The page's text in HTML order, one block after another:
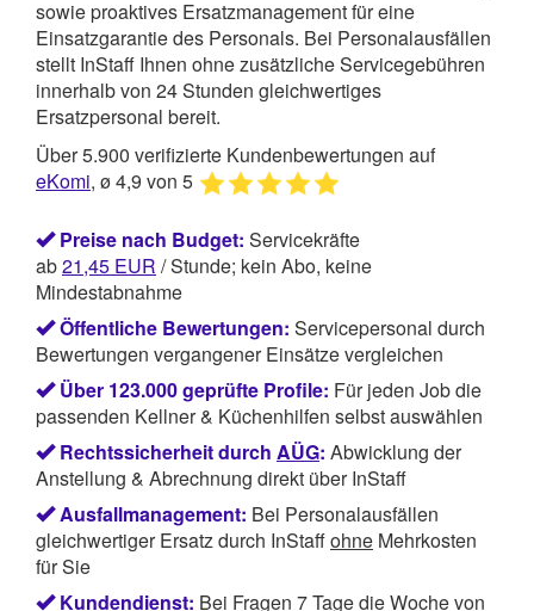
sowie proaktives Ersatzmanagement für eine
Einsatzgarantie des Personals. Bei Personalausfällen
stellt InStaff Ihnen ohne zusätzliche Servicegebühren
innerhalb von 24 Stunden gleichwertiges
Ersatzpersonal bereit.
Über 5.900 verifizierte Kundenbewertungen auf
eKomi, ø 4,9 von 5
Preise nach Budget: Servicekräfte
ab21,45 EUR / Stunde; kein Abo, keine
Mindestabnahme
Öffentliche Bewertungen: Servicepersonal durch
Bewertungen vergangener Einsätze vergleichen
Über 123.000 geprüfte Profile: Für jeden Job die
passenden Kellner & Küchenhilfen selbst auswählen
Rechtssicherheit durch AÜG: Abwicklung der
Anstellung & Abrechnung direkt über InStaff
Ausfallmanagement: Bei Personalausfällen
gleichwertiger Ersatz durch InStaffohne Mehrkosten
für Sie
Kundendienst: Bei Fragen 7 Tage die Woche von